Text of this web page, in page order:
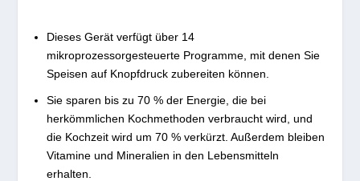
Dieses Gerät verfügt über 14
mikroprozessorgesteuerte Programme, mit denen Sie
Speisen auf Knopfdruck zubereiten können.
Sie sparen bis zu 70 % der Energie, die bei
herkömmlichen Kochmethoden verbraucht wird, und
die Kochzeit wird um 70 % verkürzt. Außerdem bleiben
Vitamine und Mineralien in den Lebensmitteln
erhalten.